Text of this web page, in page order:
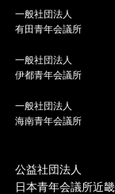
一般社団法人
有田青年会議所
一般社団法人
伊都青年会議所
一般社団法人
海南青年会議所
公益社団法人
日本青年会議所近